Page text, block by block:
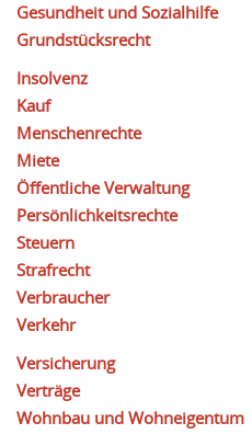
Gesundheit und Sozialhilfe
Grundstücksrecht
Insolvenz
Kauf
Menschenrechte
Miete
Öffentliche Verwaltung
Persönlichkeitsrechte
Steuern
Strafrecht
Verbraucher
Verkehr
Versicherung
Verträge
Wohnbau und Wohneigentum